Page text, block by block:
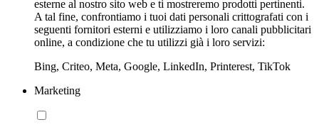
esterne al nostro sito web e ti mostreremo prodotti pertinenti.
A tal fine, confrontiamo i tuoi dati personali crittografati con i
seguenti fornitori esterni e utilizziamo i loro canali pubblicitari
online, a condizione che tu utilizzi già i loro servizi:
Bing, Criteo, Meta, Google, LinkedIn, Printerest, TikTok
Marketing